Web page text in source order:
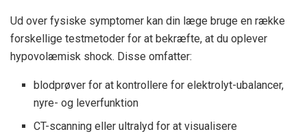
Ud over fysiske symptomer kan din læge bruge en række
forskellige testmetoder for at bekræfte, at du oplever
hypovolæmisk shock. Disse omfatter:
blodprøver for at kontrollere for elektrolyt-ubalancer,
nyre- og leverfunktion
CT-scanning eller ultralyd for at visualisere